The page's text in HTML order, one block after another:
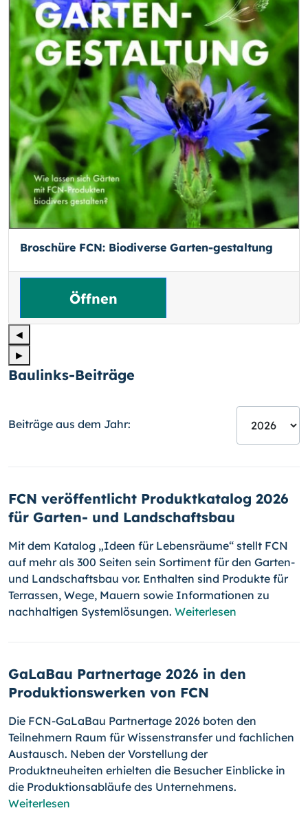
Broschüre FCN: Biodiverse Garten-gestaltung
Öffnen
◄
►
Baulinks-Beiträge
Beiträge aus dem Jahr:
FCN veröffentlicht Produktkatalog 2026
für Garten- und Landschaftsbau
Mit dem Katalog „Ideen für Lebensräume“ stellt FCN
auf mehr als 300 Seiten sein Sortiment für den Garten-
und Landschaftsbau vor. Enthalten sind Produkte für
Terrassen, Wege, Mauern sowie Informationen zu
nachhaltigen Systemlösungen. Weiterlesen
GaLaBau Partnertage 2026 in den
Produktionswerken von FCN
Die FCN-GaLaBau Partnertage 2026 boten den
Teilnehmern Raum für Wissenstransfer und fachlichen
Austausch. Neben der Vorstellung der
Produktneuheiten erhielten die Besucher Einblicke in
die Produktionsabläufe des Unternehmens.
Weiterlesen